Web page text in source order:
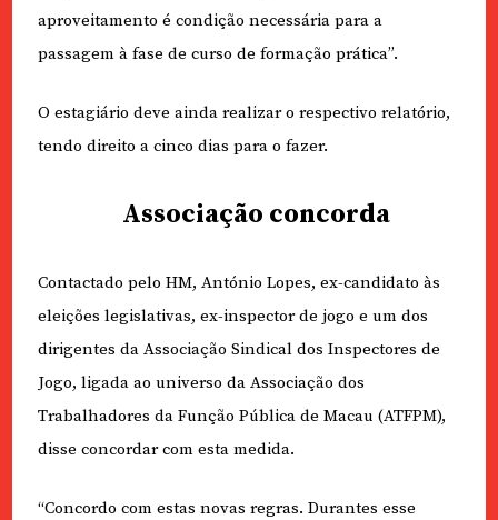
aproveitamento é condição necessária para a
passagem à fase de curso de formação prática”.
O estagiário deve ainda realizar o respectivo relatório,
tendo direito a cinco dias para o fazer.
Associação concorda
Contactado pelo HM, António Lopes, ex-candidato às
eleições legislativas, ex-inspector de jogo e um dos
dirigentes da Associação Sindical dos Inspectores de
Jogo, ligada ao universo da Associação dos
Trabalhadores da Função Pública de Macau (ATFPM),
disse concordar com esta medida.
“Concordo com estas novas regras. Durantes esse